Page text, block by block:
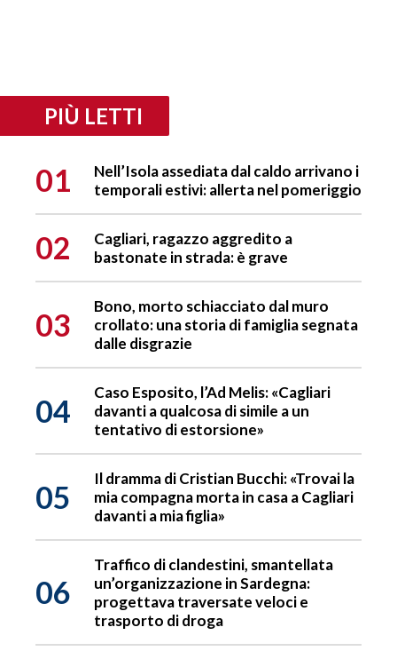
PIÙ LETTI
01
Nell’Isola assediata dal caldo arrivano i
temporali estivi: allerta nel pomeriggio
02
Cagliari, ragazzo aggredito a
bastonate in strada: è grave
03
Bono, morto schiacciato dal muro
crollato: una storia di famiglia segnata
dalle disgrazie
04
Caso Esposito, l’Ad Melis: «Cagliari
davanti a qualcosa di simile a un
tentativo di estorsione»
05
Il dramma di Cristian Bucchi: «Trovai la
mia compagna morta in casa a Cagliari
davanti a mia figlia»
06
Traffico di clandestini, smantellata
un’organizzazione in Sardegna:
progettava traversate veloci e
trasporto di droga